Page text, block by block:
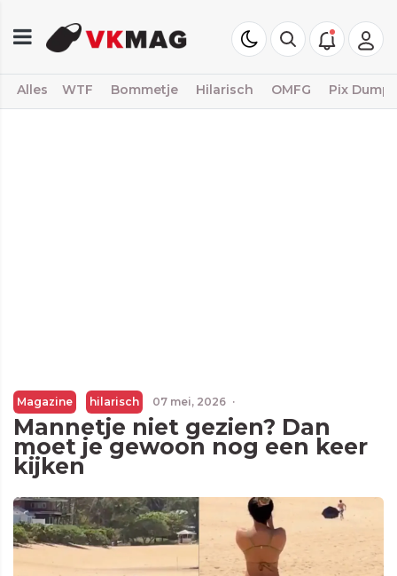
Alles WTF Bommetje Hilarisch OMFG Pix Dump
Magazine hilarisch 07 mei, 2026 ·
Mannetje niet gezien? Dan
moet je gewoon nog een keer
kijken